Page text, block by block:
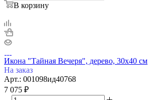
В корзину
Икона "Тайная Вечеря", дерево, 30х40 см
На заказ
Арт.: 001098ид40768
7 075 ₽